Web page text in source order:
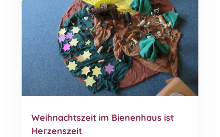
Weihnachtszeit im Bienenhaus ist
Herzenszeit